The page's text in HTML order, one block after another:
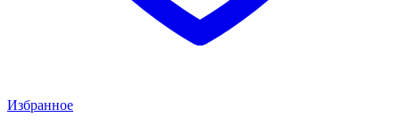
Избранное